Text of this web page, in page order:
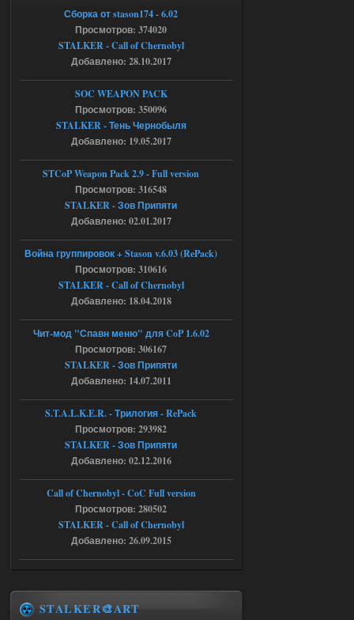
FATAL ERROR
[error]Expression : FATAL ERROR
[error]Function :
CScriptEngine::lua_pcall_failed
[error]File : D:\a\OGSR-
Engine\OGSR-
Engine\ogsr_engine\COMMON_AI\scrip
[error]Line : 75
[error]Description :
[CScriptEngine::lua_pcall_failed]: ... -
shadow of
chernobyl\gamedata\scripts\xr_camper.sc
ript:510: attempt to index local 'manager'
(a nil value)
Вылет после захода в Припять.
Ответить ➤
05.08.2026
Скованные одной цепью
r4908778
с избавлением от баласта,
доходяга.
05.08.2026
Путь во мгле + GUNSLINGER mod
16:57
Stalker-Mods-Clan-su
Доступно только для пользователей
Путь во мгле + GUNSLINGER mod
stalker673920
где пароль?
Сборка от stason174 - 6.02
Просмотров: 374020
STALKER - Call of Chernobyl
Добавлено: 28.10.2017
SOC WEAPON PACK
Просмотров: 350096
STALKER - Тень Чернобыля
Добавлено: 19.05.2017
STCoP Weapon Pack 2.9 - Full version
Просмотров: 316548
STALKER - Зов Припяти
Добавлено: 02.01.2017
Война группировок + Stason v.6.03 (RePack)
Просмотров: 310616
STALKER - Call of Chernobyl
Добавлено: 18.04.2018
Чит-мод "Спавн меню" для CoP 1.6.02
Просмотров: 306167
STALKER - Зов Припяти
Добавлено: 14.07.2011
S.T.A.L.K.E.R. - Трилогия - RePack
Просмотров: 293982
STALKER - Зов Припяти
Добавлено: 02.12.2016
Call of Chernobyl - CoC Full version
Просмотров: 280502
STALKER - Call of Chernobyl
Добавлено: 26.09.2015
STALKER🎨ART